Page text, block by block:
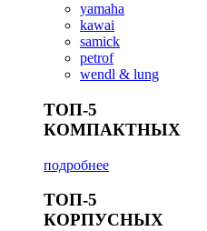
yamaha
kawai
samick
petrof
wendl & lung
ТОП-5
КОМПАКТНЫХ
подробнее
ТОП-5
КОРПУСНЫХ